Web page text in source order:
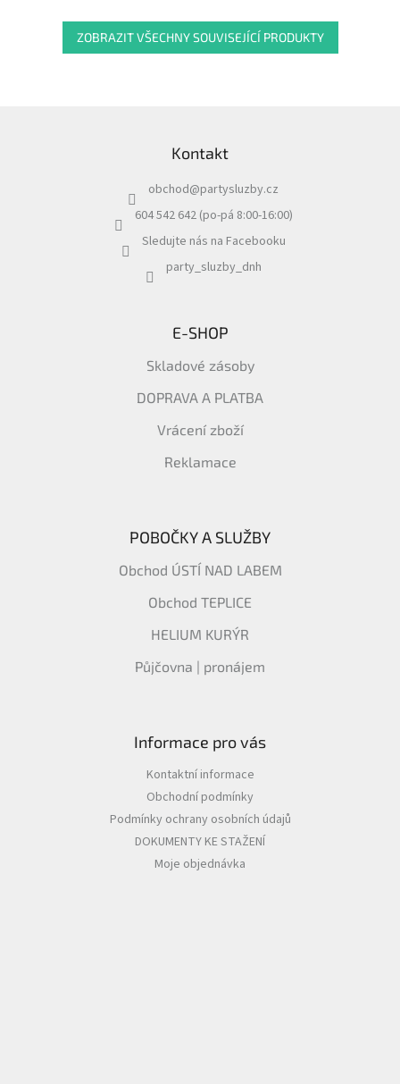
ZOBRAZIT VŠECHNY SOUVISEJÍCÍ PRODUKTY
Kontakt
obchod@partysluzby.cz
604 542 642 (po-pá 8:00-16:00)
Sledujte nás na Facebooku
party_sluzby_dnh
E-SHOP
Skladové zásoby
DOPRAVA A PLATBA
Vrácení zboží
Reklamace
POBOČKY A SLUŽBY
Obchod ÚSTÍ NAD LABEM
Obchod TEPLICE
HELIUM KURÝR
Půjčovna | pronájem
Informace pro vás
Kontaktní informace
Obchodní podmínky
Podmínky ochrany osobních údajů
DOKUMENTY KE STAŽENÍ
Moje objednávka